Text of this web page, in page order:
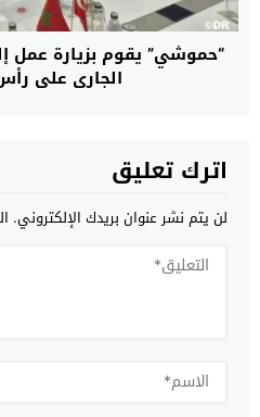
الجاري على
اترك تعليق
لن يتم نشر عنوان بريدك الإلكتروني.